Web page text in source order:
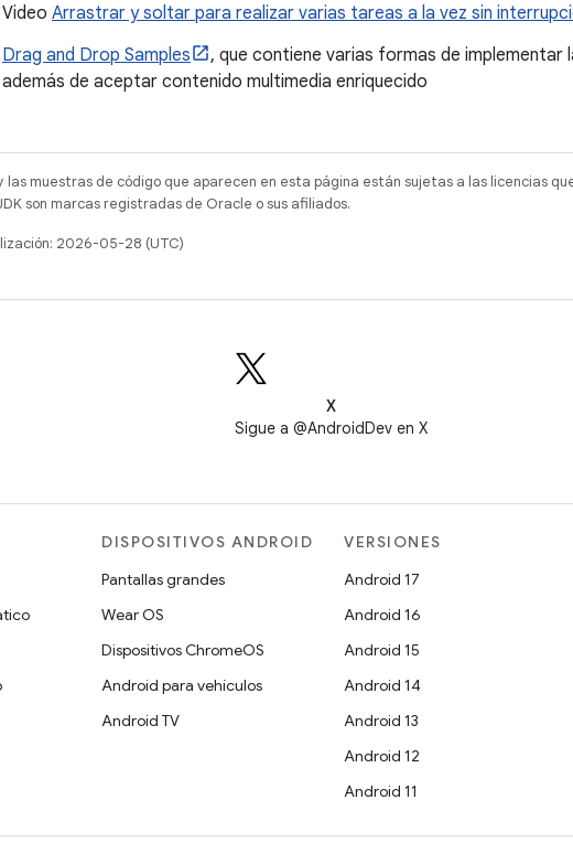
Video Arrastrar y soltar para realizar varias tareas a la vez sin
Drag and Drop Samples
, que contiene varias formas de
además de aceptar contenido multimedia enriquecido
las muestras de código que aparecen en esta página están sujetas a las licencias
son marcas registradas de Oracle o sus afiliados.
2026-05-28 (UTC)
X
Sigue a @AndroidDev en X
DISPOSITIVOS ANDROID
Pantallas grandes
Wear OS
Dispositivos ChromeOS
Android para vehículos
Android TV
VERSIONES
Android 17
Android 16
Android 15
Android 14
Android 13
Android 12
Android 11